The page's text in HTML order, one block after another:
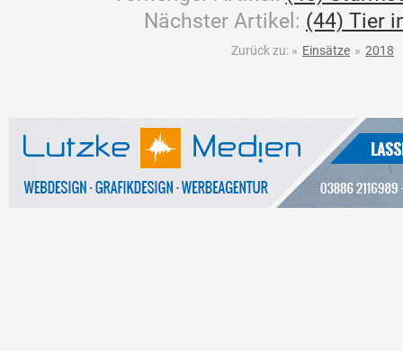
Nächster Artikel: (44) Tier
Zurück zu: » Einsätze » 2018